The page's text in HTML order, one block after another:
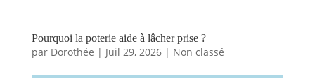
Pourquoi la poterie aide à lâcher prise ?
par Dorothée | Juil 29, 2026| Non classé